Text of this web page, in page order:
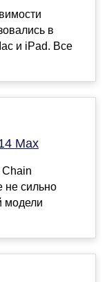
в
и iPad. Все
Max
Chain
не сильно
модели